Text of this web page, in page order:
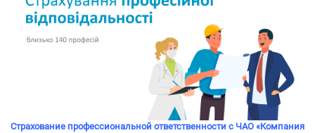
Страхование профессиональной ответственности с ЧАО «Компания